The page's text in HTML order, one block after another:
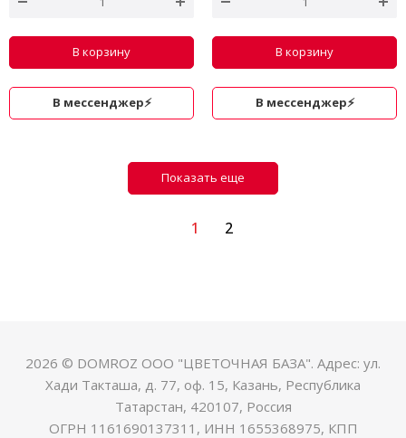
В корзину
В мессенджер⚡
В корзину
В мессенджер⚡
Показать еще
1 2
2026 © DOMROZ ООО "ЦВЕТОЧНАЯ БАЗА". Адрес: ул.
Хади Такташа, д. 77, оф. 15, Казань, Республика
Татарстан, 420107, Россия
ОГРН 1161690137311, ИНН 1655368975, КПП